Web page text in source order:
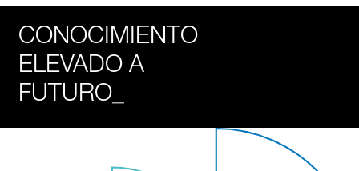
CONOCIMIENTO
ELEVADO A
FUTURO_